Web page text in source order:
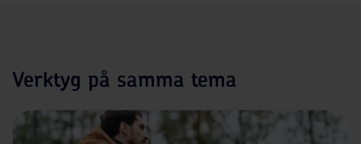
Verktyg på samma tema